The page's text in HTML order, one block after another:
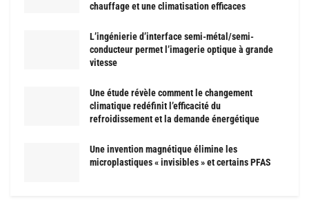
chauffage et une climatisation efficaces
L’ingénierie d’interface semi-métal/semi-
conducteur permet l’imagerie optique à grande
vitesse
Une étude révèle comment le changement
climatique redéfinit l’efficacité du
refroidissement et la demande énergétique
Une invention magnétique élimine les
microplastiques « invisibles » et certains PFAS